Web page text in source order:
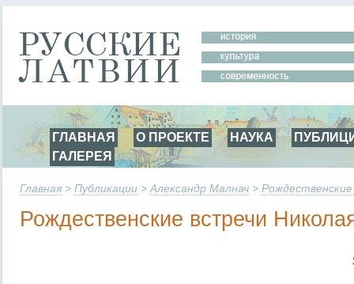
ГЛАВНАЯ О ПРОЕКТЕ НАУКА
ГАЛЕРЕЯ
Главная > Публикации > Александр Малнач > Рождественские
Рождественские встречи